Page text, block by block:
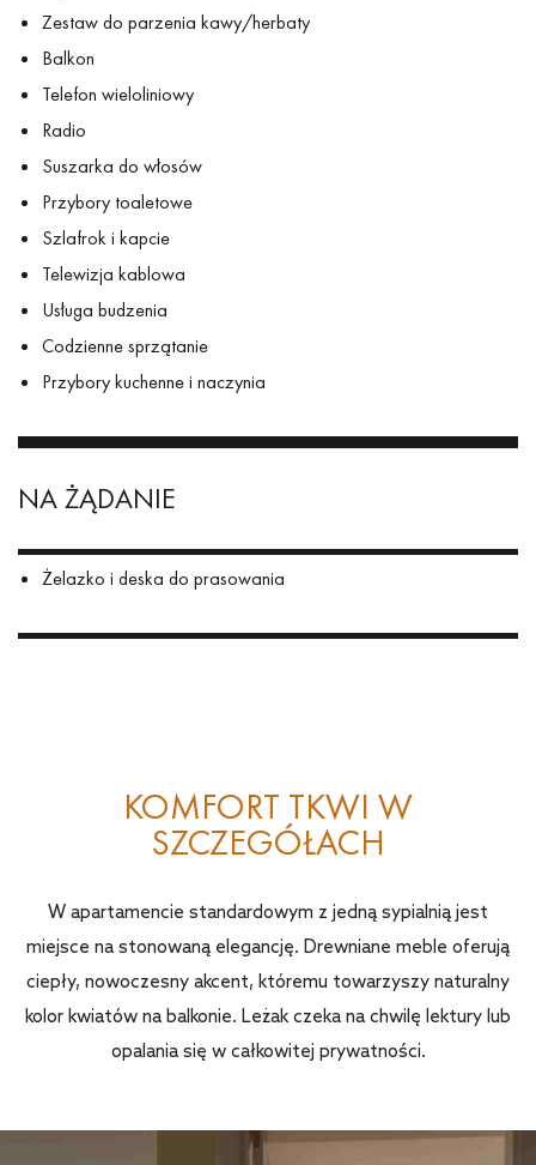
Zestaw do parzenia kawy/herbaty
Balkon
Telefon wieloliniowy
Radio
Suszarka do włosów
Przybory toaletowe
Szlafrok i kapcie
Telewizja kablowa
Usługa budzenia
Codzienne sprzątanie
Przybory kuchenne i naczynia
NA ŻĄDANIE
Żelazko i deska do prasowania
KOMFORT TKWI W
SZCZEGÓŁACH
W apartamencie standardowym z jedną sypialnią jest
miejsce na stonowaną elegancję. Drewniane meble oferują
ciepły, nowoczesny akcent, któremu towarzyszy naturalny
kolor kwiatów na balkonie. Leżak czeka na chwilę lektury lub
opalania się w całkowitej prywatności.